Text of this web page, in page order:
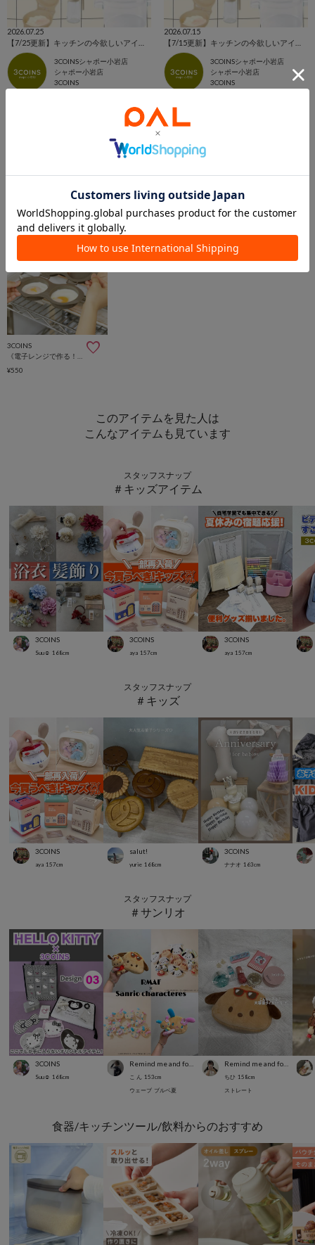
2026.07.25
3COINSシャポー小岩店
シャポー小岩店
3COINS
2026.07.15
3COINSシャポー小岩店
シャポー小岩店
3COINS
3COINS
¥550
このアイテムを見た人は
こんなアイテムも見ています
スタッフスナップ
＃キッズアイテム
3COINS
Suu☺︎ 168cm
3COINS
aya 157cm
3COINS
aya 157cm
スタッフスナップ
＃キッズ
3COINS
aya 157cm
salut!
yurie 168cm
3COINS
ナナオ 163cm
スタッフスナップ
＃サンリオ
3COINS
Suu☺︎ 168cm こ ん 153cm
ウェーブ ブルベ夏
Remind me and forever
ちひ 158cm
ストレート
食器/キッチンツール/飲料からのおすすめ